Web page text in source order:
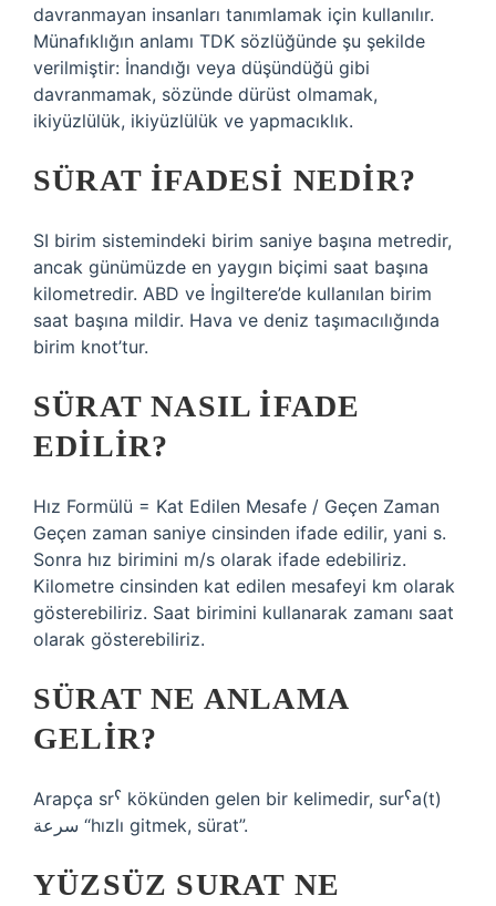
davranmayan insanları tanımlamak için kullanılır.
Münafıklığın anlamı TDK sözlüğünde şu şekilde
verilmiştir: İnandığı veya düşündüğü gibi
davranmamak, sözünde dürüst olmamak,
ikiyüzlülük, ikiyüzlülük ve yapmacıklık.
SÜRAT IFADESI NEDIR?
SI birim sistemindeki birim saniye başına metredir,
ancak günümüzde en yaygın biçimi saat başına
kilometredir. ABD ve İngiltere’de kullanılan birim
saat başına mildir. Hava ve deniz taşımacılığında
birim knot’tur.
SÜRAT NASIL IFADE
EDILIR?
Hız Formülü = Kat Edilen Mesafe / Geçen Zaman
Geçen zaman saniye cinsinden ifade edilir, yani s.
Sonra hız birimini m/s olarak ifade edebiliriz.
Kilometre cinsinden kat edilen mesafeyi km olarak
gösterebiliriz. Saat birimini kullanarak zamanı saat
olarak gösterebiliriz.
SÜRAT NE ANLAMA
GELIR?
Arapça srˁ kökünden gelen bir kelimedir, surˁa(t)
سرعة “hızlı gitmek, sürat”.
YÜZSÜZ SURAT NE